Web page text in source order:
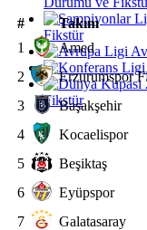
Fikstür
Fikstür
# Takım
1
Amed
2
Erzurumspor
3
Başakşehir
4
Kocaelispor
5
Beşiktaş
6
Eyüpspor
7
Galatasaray